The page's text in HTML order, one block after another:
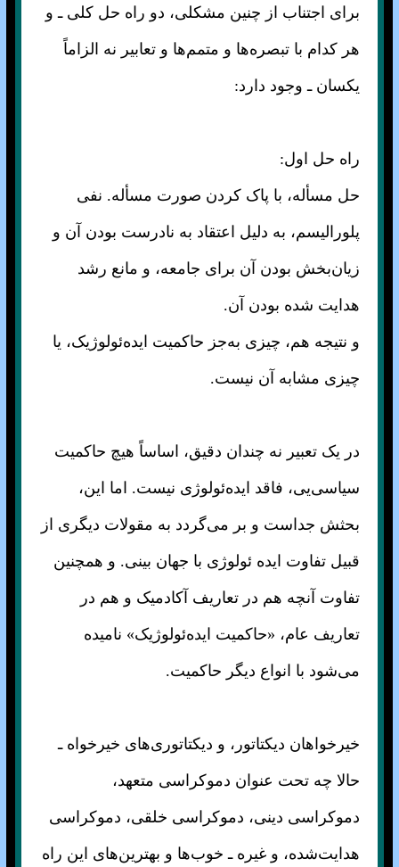
برای اجتناب از چنین مشکلی، دو راه حل کلی ـ و
هر کدام با تبصره‌ها و متمم‌ها و تعابیر نه الزاماً
یکسان ـ وجود دارد:
راه حل اول:
حل مسأله، با پاک کردن صورت مسأله. نفی
پلورالیسم، به دلیل اعتقاد به نادرست بودن آن و
زیان‌بخش بودن آن برای جامعه، و مانع رشد
هدایت شده بودن آن.
و نتیجه هم، چیزی به‌جز حاکمیت ایده‌ئولوژیک، یا
چیزی مشابه آن نیست.
در یک تعبیر نه چندان دقیق، اساساً هیچ حاکمیت
سیاسی‌یی، فاقد ایده‌ئولوژی نیست. اما این،
بحثش جداست و بر می‌گردد به مقولات دیگری از
قبیل تفاوت‌ ایده ئولوژی با جهان بینی. و همچنین
تفاوت آنچه هم در تعاریف آکادمیک و هم در
تعاریف عام، «حاکمیت ایده‌ئولوژیک» نامیده
می‌شود با انواع دیگر حاکمیت.
خیرخواهان دیکتاتور، و دیکتاتوری‌های خیرخواه ـ
حالا چه تحت عنوان دموکراسی متعهد،
دموکراسی دینی، دموکراسی خلقی، دموکراسی
هدایت‌شده، و غیره‌ ـ خوب‌ها و بهترین‌های این راه